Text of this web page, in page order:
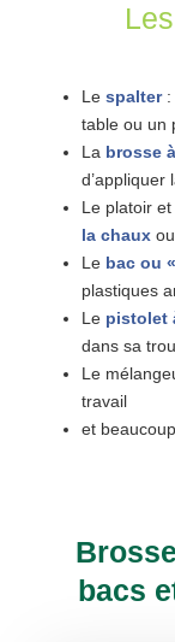
Le spalter:
table ou un
La brosse
d’appliquer
Le platoir et
la chauxou
Le bac ou
plastiques
Le pistolet
dans sa
Le
travail
et
bacs